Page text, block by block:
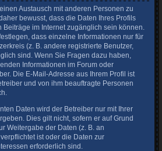
Austausch mit anderen Personen zu
bewusst, dass die Daten Ihres Profils
im Internet zugänglich sein können.
dass einzelne Informationen nur für
(z. B. andere registrierte Benutzer,
sind. Wenn Sie Fragen dazu haben,
Informationen im Forum oder
Die E-Mail-Adresse aus Ihrem Profil ist
und von ihm beauftragte Personen
Daten wird der Betreiber nur mit Ihrer
Dies gilt nicht, sofern er auf Grund
Weitergabe der Daten (z. B. an
ist oder die Daten zur
erforderlich sind.